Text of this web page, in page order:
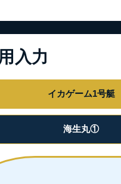
入力
イカゲーム1号艇
海生丸①